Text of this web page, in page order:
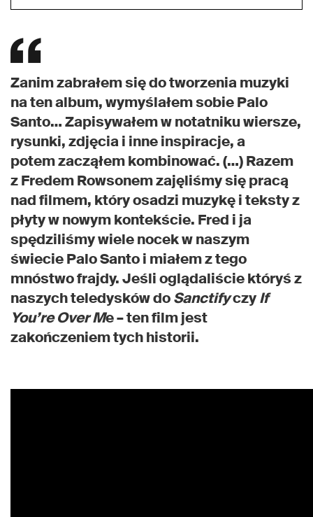
Zanim zabrałem się do tworzenia muzyki
na ten album, wymyślałem sobie Palo
Santo… Zapisywałem w notatniku wiersze,
rysunki, zdjęcia i inne inspiracje, a
potem zacząłem kombinować. (…) Razem
z Fredem Rowsonem zajęliśmy się pracą
nad filmem, który osadzi muzykę i teksty z
płyty w nowym kontekście. Fred i ja
spędziliśmy wiele nocek w naszym
świecie Palo Santo i miałem z tego
mnóstwo frajdy. Jeśli oglądaliście któryś z
naszych teledysków doSanctifyczyIf
You’re Over Me – ten film jest
zakończeniem tych historii.